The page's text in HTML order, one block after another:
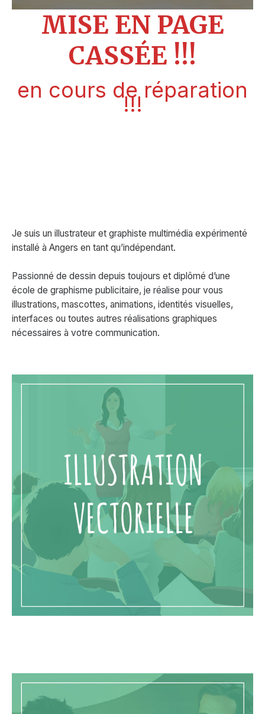
MISE EN PAGE
CASSÉE !!!
en cours de réparation
!!!
Je suis un illustrateur et graphiste multimédia expérimenté
installé à Angers en tant qu’indépendant.
Passionné de dessin depuis toujours et diplômé d’une
école de graphisme publicitaire, je réalise pour vous
illustrations, mascottes, animations, identités visuelles,
interfaces ou toutes autres réalisations graphiques
nécessaires à votre communication.
ME CONTACTER